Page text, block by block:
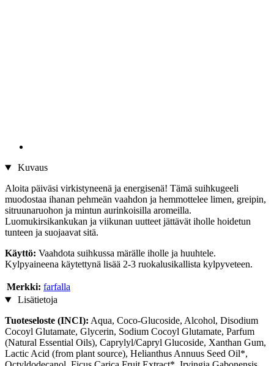
Kuvaus
Aloita päiväsi virkistyneenä ja energisenä! Tämä suihkugeeli
muodostaa ihanan pehmeän vaahdon ja hemmottelee limen, greipin,
sitruunaruohon ja mintun aurinkoisilla aromeilla.
Luomukirsikankukan ja viikunan uutteet jättävät iholle hoidetun
tunteen ja suojaavat sitä.
Käyttö: Vaahdota suihkussa märälle iholle ja huuhtele.
Kylpyaineena käytettynä lisää 2-3 ruokalusikallista kylpyveteen.
Merkki: farfalla
Lisätietoja
Tuoteseloste (INCI): Aqua, Coco-Glucoside, Alcohol, Disodium
Cocoyl Glutamate, Glycerin, Sodium Cocoyl Glutamate, Parfum
(Natural Essential Oils), Caprylyl/Capryl Glucoside, Xanthan Gum,
Lactic Acid (from plant source), Helianthus Annuus Seed Oil*,